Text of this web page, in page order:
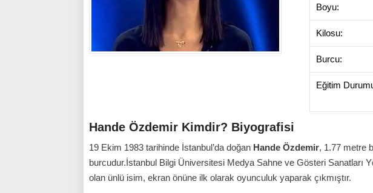
Boyu:
Kilosu:
Burcu:
Eğitim
Hande Özdemir Kimdir? Biyografisi
19 Ekim 1983 tarihinde İstanbul’da doğan Hande Özdemir, 1.77 metre
burcudur.İstanbul Bilgi Üniversitesi Medya Sahne ve Gösteri Sanatları
olan ünlü isim, ekran önüne ilk olarak oyunculuk yaparak çıkmıştır.